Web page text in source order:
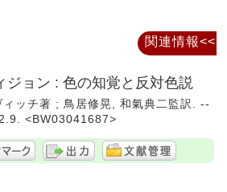
ジョン : 色の知覚と反対色説
ィッチ著 ; 鳥居修晃, 和氣典二監訳. --
<BW03041687>
関連情報<<